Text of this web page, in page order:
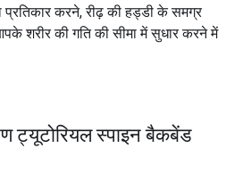
प्रतिकार करने, रीढ़ की हड्डी के समग्र
शरीर की गति की सीमा में सुधार करने में
ट्यूटोरियल स्पाइन बैकबेंड